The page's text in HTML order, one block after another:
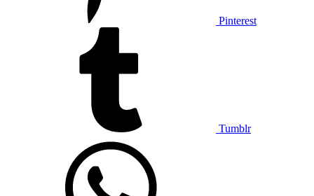
Pinterest
Tumblr